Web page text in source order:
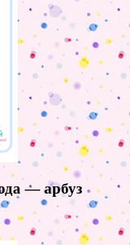
— арбуз